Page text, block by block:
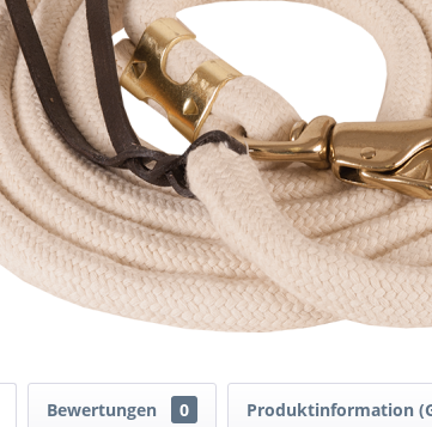
Bewertungen 0 Produktinformation